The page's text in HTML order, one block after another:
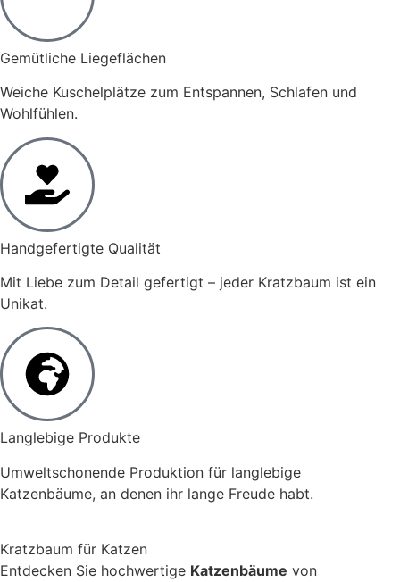
Gemütliche Liegeflächen
Weiche Kuschelplätze zum Entspannen, Schlafen und
Wohlfühlen.
Handgefertigte Qualität
Mit Liebe zum Detail gefertigt – jeder Kratzbaum ist ein
Unikat.
Langlebige Produkte
Umweltschonende Produktion für langlebige
Katzenbäume, an denen ihr lange Freude habt.
Kratzbaum für Katzen
Entdecken Sie hochwertige Katzenbäume von